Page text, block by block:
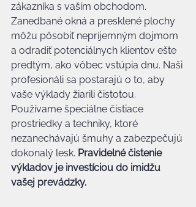
zákazníka s vaším obchodom.
Zanedbané okná a presklené plochy
môžu pôsobiť nepríjemným dojmom
a odradiť potenciálnych klientov ešte
predtým, ako vôbec vstúpia dnu. Naši
profesionáli sa postarajú o to, aby
vaše výklady žiarili čistotou.
Používame špeciálne čistiace
prostriedky a techniky, ktoré
nezanechávajú šmuhy a zabezpečujú
dokonalý lesk. Pravidelné čistenie
výkladov je investíciou do imidžu
vašej prevádzky.